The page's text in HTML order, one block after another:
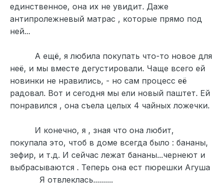
единственное, она их не увидит. Даже
антипролежневый матрас , которые прямо под
ней...
А ещё, я любила покупать что-то новое для
неё, и мы вместе дегустировали. Чаще всего ей
новинки не нравились, - но сам процесс её
радовал. Вот и сегодня мы ели новый паштет. Ей
понравился , она съела целых 4 чайных ложечки.
И конечно, я , зная что она любит,
покупала это, чтоб в доме всегда было : бананы,
зефир, и т.д. И сейчас лежат бананы...чернеют и
выбрасываются . Теперь она ест пюрешки Агуша
Я отвлеклась..........